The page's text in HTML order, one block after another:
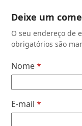
Deixe um
O seu endereço de
obrigatórios são
Nome*
E-mail*